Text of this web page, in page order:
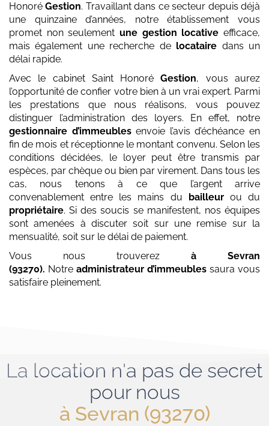
HonoréGestion. Travaillant dans ce secteur depuis déjà
une quinzaine d’années, notre établissement vous
promet non seulement une gestion locative efficace,
mais également une recherche de locataire dans un
délai rapide.
Avec le cabinet Saint HonoréGestion, vous aurez
l’opportunité de confier votre bien à un vrai expert. Parmi
les prestations que nous réalisons, vous pouvez
distinguer l’administration des loyers. En effet, notre
gestionnaire d’immeublesenvoie l’avis d’échéance en
fin de mois et réceptionne le montant convenu. Selon les
conditions décidées, le loyer peut être transmis par
espèces, par chèque ou bien par virement. Dans tous les
cas, nous tenons à ce que l’argent arrive
convenablement entre les mains du
bailleurou du
propriétaire. Si des soucis se manifestent, nos équipes
sont amenées à discuter soit sur une remise sur la
mensualité, soit sur le délai de paiement.
Vous nous trouverez à Sevran
(93270). Notre administrateur d’immeubles saura vous
satisfaire pleinement.
La location n'a pas de secret
pour nous
à Sevran (93270)